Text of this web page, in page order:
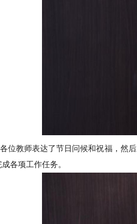
位教师表达了节日问候和祝福，然
各项工作任务。